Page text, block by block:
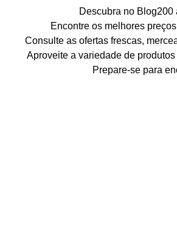
Descubra no Blog200
Encontre os melhores
Consulte as ofertas frescas,
Aproveite a variedade de
Prepare-se para